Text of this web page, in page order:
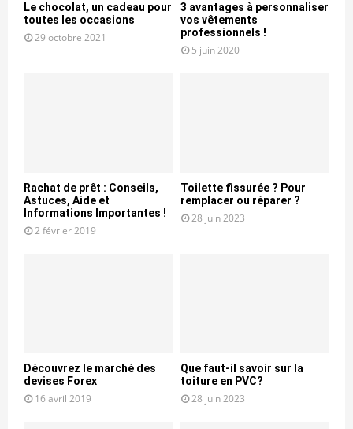
Le chocolat, un cadeau pour
toutes les occasions
29 octobre 2021
3 avantages à personnaliser
vos vêtements
professionnels !
5 juin 2020
Rachat de prêt : Conseils,
Astuces, Aide et
Informations Importantes !
2 février 2019
Toilette fissurée ? Pour
remplacer ou réparer ?
28 juin 2023
Découvrez le marché des
devises Forex
16 avril 2019
Que faut-il savoir sur la
toiture en PVC?
28 juin 2023